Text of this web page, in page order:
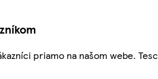
priamo na našom webe.